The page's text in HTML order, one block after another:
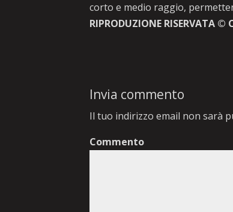
corto e medio raggio,
RIPRODUZIONE RISERVATA
Invia commento
Il tuo indirizzo email non sarà
Commento